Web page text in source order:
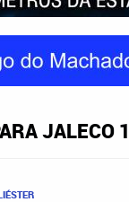
JALECO